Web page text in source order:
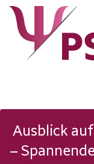
Ausblick
–